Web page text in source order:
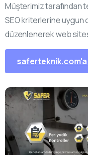
Müşterimiz tarafından
SEO kriterlerine uygun
düzenlenerek web